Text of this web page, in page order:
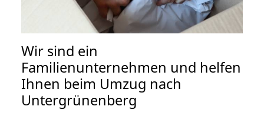
Wir sind ein
Familienunternehmen und helfen
Ihnen beim Umzug nach
Untergrünenberg